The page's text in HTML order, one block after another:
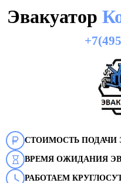
Эвакуатор
СТОИМОСТЬ ПОДАЧИ
ВРЕМЯ ОЖИДАНИЯ
РАБОТАЕМ